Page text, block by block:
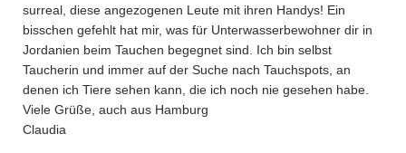
surreal, diese angezogenen Leute mit ihren Handys! Ein
bisschen gefehlt hat mir, was für Unterwasserbewohner dir in
Jordanien beim Tauchen begegnet sind. Ich bin selbst
Taucherin und immer auf der Suche nach Tauchspots, an
denen ich Tiere sehen kann, die ich noch nie gesehen habe.
Viele Grüße, auch aus Hamburg
Claudia